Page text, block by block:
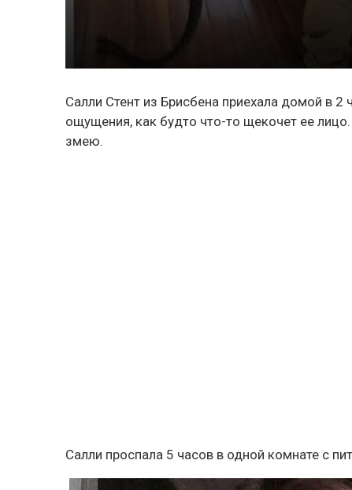
Салли Стент из Брисбена приехала домой в 2
ощущения, как будто что-то щекочет ее
змею.
Салли проспала 5 часов в одной комнате с